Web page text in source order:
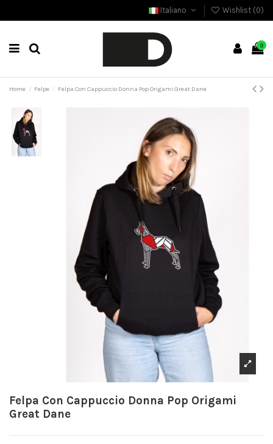
Italiano Wishlist (0)
0
Home Felpe Felpa Con Cappuccio Donna Pop Origami Great Dane
Felpa Con Cappuccio Donna Pop Origami
Great Dane